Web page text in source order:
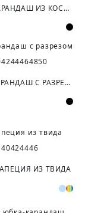
ЮБКА-КАРАНДАШ ИЗ КОСТЮМНОЙ ТКАНИ
4244464850
ЮБКА КАРАНДАШ С РАЗРЕЗОМ
40424446
ИЗ ТВИДА